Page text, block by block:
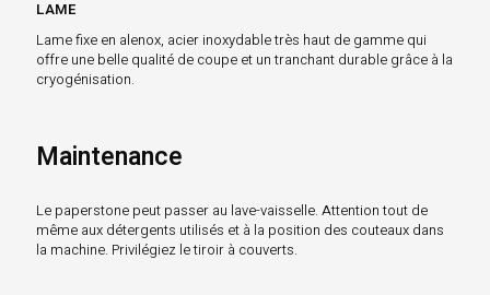
LAME
Lame fixe en alenox, acier inoxydable très haut de gamme qui
offre une belle qualité de coupe et un tranchant durable grâce à la
cryogénisation.
Maintenance
Le paperstone peut passer au lave-vaisselle. Attention tout de
même aux détergents utilisés et à la position des couteaux dans
la machine. Privilégiez le tiroir à couverts.